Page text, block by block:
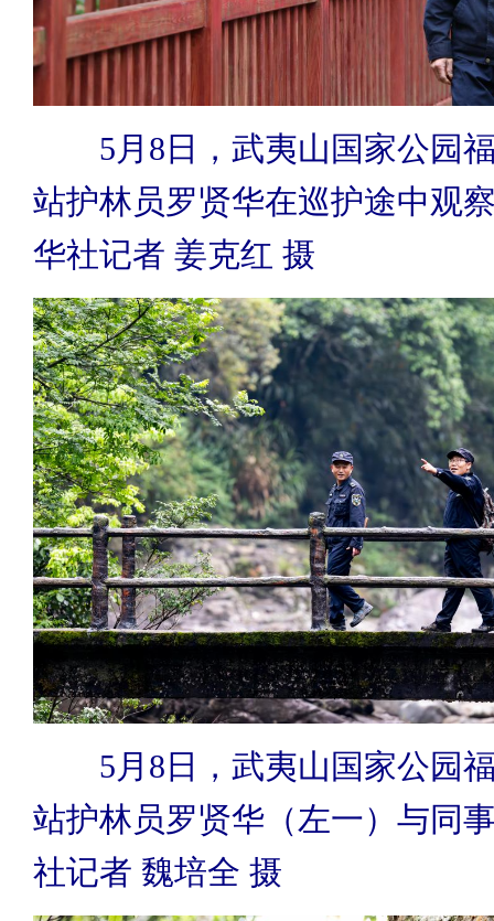
5月8日，武夷山国家公园福
站护林员罗贤华在巡护途中观
华社记者 姜克红 摄
5月8日，武夷山国家公园福
站护林员罗贤华（左一）与同
社记者 魏培全 摄